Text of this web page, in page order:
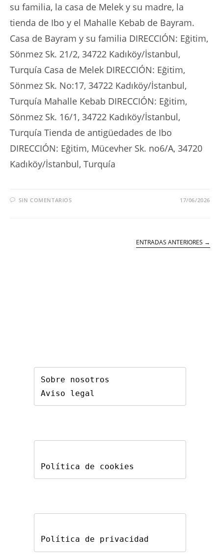
su familia, la casa de Melek y su madre, la
tienda de Ibo y el Mahalle Kebab de Bayram.
Casa de Bayram y su familia DIRECCIÓN: Eğitim,
Sönmez Sk. 21/2, 34722 Kadıköy/İstanbul,
Turquía Casa de Melek DIRECCIÓN: Eğitim,
Sönmez Sk. No:17, 34722 Kadıköy/İstanbul,
Turquía Mahalle Kebab DIRECCIÓN: Eğitim,
Sönmez Sk. 16/1, 34722 Kadıköy/İstanbul,
Turquía Tienda de antigüedades de Ibo
DIRECCIÓN: Eğitim, Mücevher Sk. no6/A, 34720
Kadıköy/İstanbul, Turquía
SIN COMENTARIOS 17/06/2026
ENTRADAS ANTERIORES →
Sobre nosotros
Aviso legal
Política de cookies
Política de privacidad